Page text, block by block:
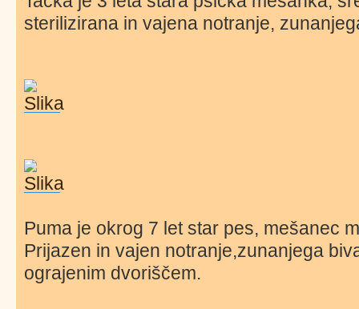
sterilizirana in vajena notranje,
Puma je okrog 7 let star pes, mešanec
Prijazen in vajen notranje,zunanjega
ograjenim dvoriščem.